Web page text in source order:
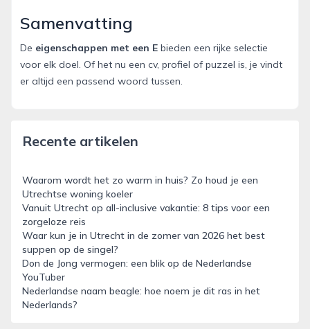
Samenvatting
De eigenschappen met een E bieden een rijke selectie
voor elk doel. Of het nu een cv, profiel of puzzel is, je vindt
er altijd een passend woord tussen.
Recente artikelen
Waarom wordt het zo warm in huis? Zo houd je een
Utrechtse woning koeler
Vanuit Utrecht op all-inclusive vakantie: 8 tips voor een
zorgeloze reis
Waar kun je in Utrecht in de zomer van 2026 het best
suppen op de singel?
Don de Jong vermogen: een blik op de Nederlandse
YouTuber
Nederlandse naam beagle: hoe noem je dit ras in het
Nederlands?